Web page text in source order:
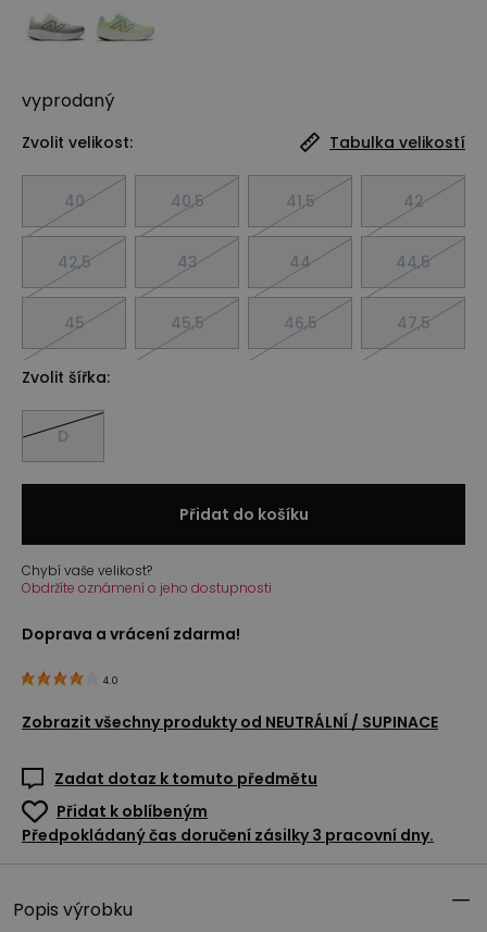
vyprodaný
Zvolit velikost: Tabulka velikostí
40 40,5 41,5 42
42,5 43 44 44,5
45 45,5 46,5 47,5
Zvolit šířka:
D
Přidat do košíku
Chybí vaše velikost?
Obdržíte oznámení o jeho dostupnosti
Doprava a vrácení zdarma!
4.0
Zobrazit všechny produkty od NEUTRÁLNÍ / SUPINACE
Zadat dotaz k tomuto předmětu
Přidat k oblíbeným
Předpokládaný čas doručení zásilky 3 pracovní dny.
Popis výrobku